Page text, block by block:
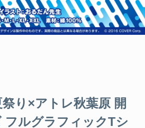
り×アトレ秋葉原 開
フルグラフィックTシ